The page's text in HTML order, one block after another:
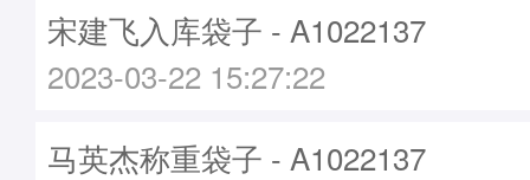
宋建飞入库袋子 - A1022137
2023-03-22 15:27:22
马英杰称重袋子 - A1022137